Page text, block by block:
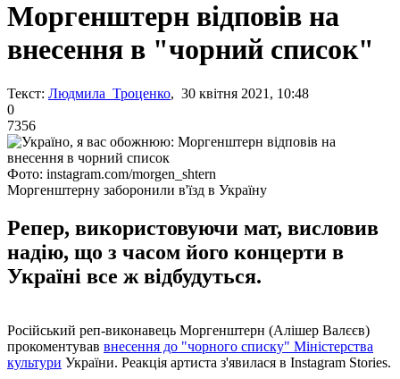
Моргенштерн відповів на
внесення в "чорний список"
Текст: Людмила Троценко, 30 квітня 2021, 10:48
0
7356
Фото: instagram.com/morgen_shtern
Моргенштерну заборонили в'їзд в Україну
Репер, використовуючи мат, висловив
надію, що з часом його концерти в
Україні все ж відбудуться.
Російський реп-виконавець Моргенштерн (Алішер Валєєв)
прокоментував внесення до "чорного списку" Міністерства
культури України. Реакція артиста з'явилася в Instagram Stories.